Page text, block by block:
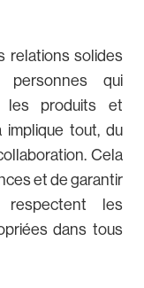
relations solides
qui
les produits et
tout, du
Cela
et de garantir
les
dans tous